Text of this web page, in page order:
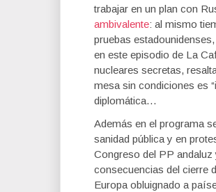
trabajar en un plan con
ambivalente: al mismo
pruebas
en este episodio de La
nucleares secretas,
mesa sin condiciones es
diplomática…
Además en el programa
sanidad pública y en
Congreso del PP
consecuencias del cierre
Europa obluignado a